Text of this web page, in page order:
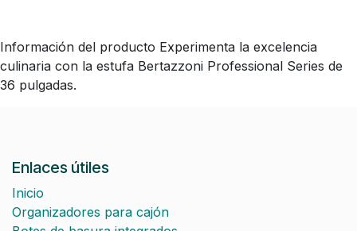
Información del producto Experimenta la excelencia
culinaria con la estufa Bertazzoni Professional Series de
36 pulgadas.
Enlaces útiles
Inicio
Organizadores para cajón